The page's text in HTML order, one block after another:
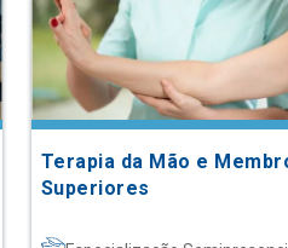
Terapia da Mão e
Superiores